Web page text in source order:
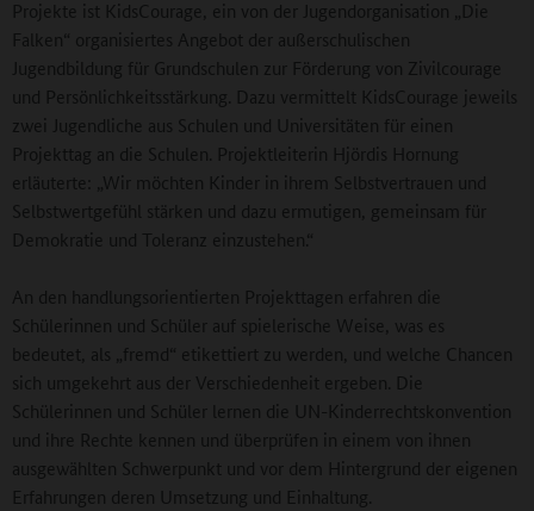
Projekte ist KidsCourage, ein von der Jugendorganisation „Die
Falken“ organisiertes Angebot der außerschulischen
Jugendbildung für Grundschulen zur Förderung von Zivilcourage
und Persönlichkeitsstärkung. Dazu vermittelt KidsCourage jeweils
zwei Jugendliche aus Schulen und Universitäten für einen
Projekttag an die Schulen. Projektleiterin Hjördis Hornung
erläuterte: „Wir möchten Kinder in ihrem Selbstvertrauen und
Selbstwertgefühl stärken und dazu ermutigen, gemeinsam für
Demokratie und Toleranz einzustehen.“
An den handlungsorientierten Projekttagen erfahren die
Schülerinnen und Schüler auf spielerische Weise, was es
bedeutet, als „fremd“ etikettiert zu werden, und welche Chancen
sich umgekehrt aus der Verschiedenheit ergeben. Die
Schülerinnen und Schüler lernen die UN-Kinderrechtskonvention
und ihre Rechte kennen und überprüfen in einem von ihnen
ausgewählten Schwerpunkt und vor dem Hintergrund der eigenen
Erfahrungen deren Umsetzung und Einhaltung.